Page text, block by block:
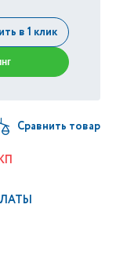
в 1 клик